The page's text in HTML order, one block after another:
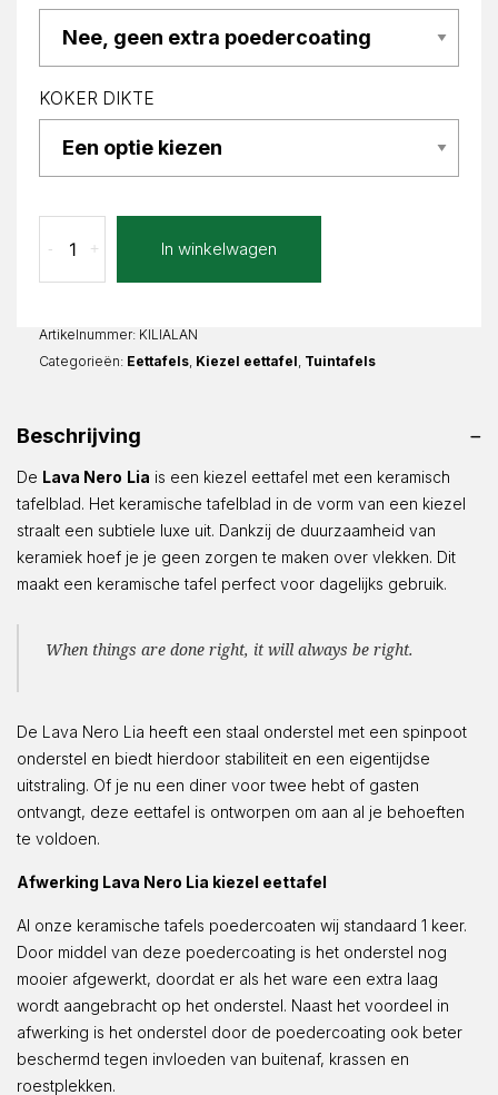
KOKER DIKTE
Nero
Lia
aantal
+
- In winkelwagen
Artikelnummer: KILIALAN
Categorieën: Eettafels Kiezel eettafel Tuintafels
Beschrijving
De Lava Nero Lia is een kiezel eettafel met een keramisch
tafelblad. Het keramische tafelblad in de vorm van een kiezel
straalt een subtiele luxe uit. Dankzij de duurzaamheid van
keramiek hoef je je geen zorgen te maken over vlekken. Dit
maakt een keramische tafel perfect voor dagelijks gebruik.
When things are done right, it will always be right.
De Lava Nero Lia heeft een staal onderstel met een spinpoot
onderstel en biedt hierdoor stabiliteit en een eigentijdse
uitstraling. Of je nu een diner voor twee hebt of gasten
ontvangt, deze eettafel is ontworpen om aan al je behoeften
te voldoen.
Afwerking Lava Nero Lia kiezel eettafel
Al onze keramische tafels poedercoaten wij standaard 1 keer.
Door middel van deze poedercoating is het onderstel nog
mooier afgewerkt, doordat er als het ware een extra laag
wordt aangebracht op het onderstel. Naast het voordeel in
afwerking is het onderstel door de poedercoating ook beter
beschermd tegen invloeden van buitenaf, krassen en
roestplekken.